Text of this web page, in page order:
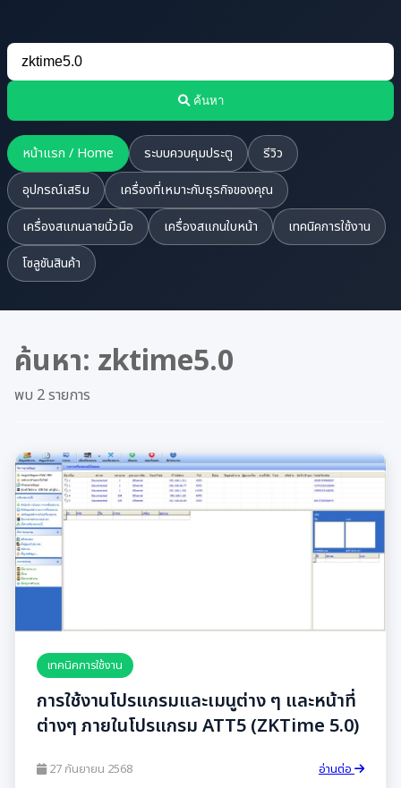
ค้นหา
หน้าแรก / Home ระบบควบคุมประตู
รีวิว
อุปกรณ์เสริม
เครื่องที่เหมาะกับธุรกิจของคุณ
เครื่องสแกนลายนิ้วมือ
เครื่องสแกนใบหน้า
เทคนิคการใช้งาน
โซลูชันสินค้า
ค้นหา: zktime5.0
พบ 2 รายการ
เทคนิคการใช้งาน
การใช้งานโปรแกรมและเมนูต่าง ๆ และหน้าที่
ต่างๆ ภายในโปรแกรม ATT5 (ZKTime 5.0)
27 กันยายน 2568 อ่านต่อ